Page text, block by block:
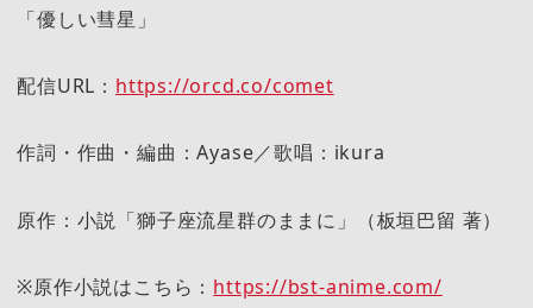
「優しい彗星」
配信URL： https://orcd.co/comet
作詞・作曲・編曲：Ayase／歌唱：ikura
原作：小説「獅子座流星群のままに」（板垣巴留 著）
※原作小説はこちら： https://bst-anime.com/